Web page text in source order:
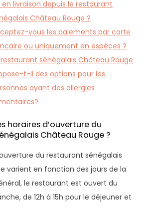
en livraison depuis le restaurant
Château Rouge ?
vous les paiements par carte
ou uniquement en espèces ?
restaurant sénégalais Château Rouge
t-il des options pour les
ayant des allergies
horaires d’ouverture du
Château Rouge ?
du restaurant sénégalais
varient en fonction des jours de la
le restaurant est ouvert du
de 12h à 15h pour le déjeuner et